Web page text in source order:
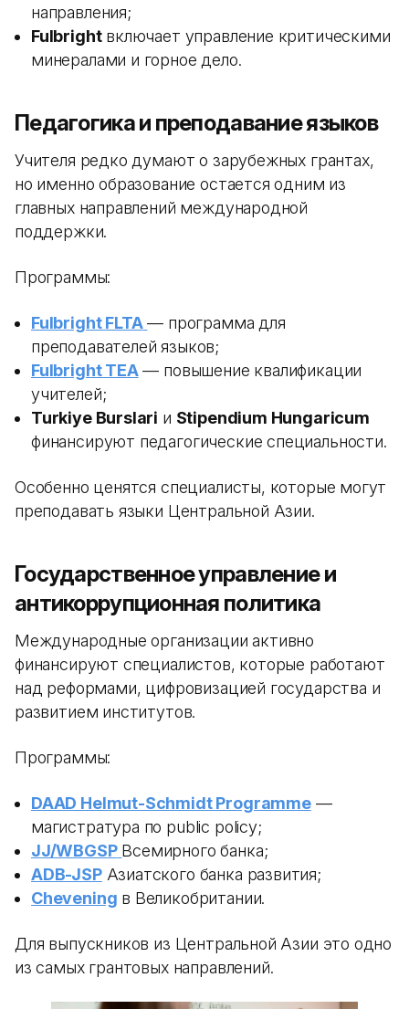
направления;
Fulbrightвключает управление критическими
минералами и горное дело.
Педагогика и преподавание языков
Учителя редко думают о зарубежных грантах,
но именно образование остается одним из
главных направлений международной
поддержки.
Программы:
Fulbright FLTA — программа для
преподавателей языков;
Fulbright TEA— повышение квалификации
учителей;
Turkiye Burslari и Stipendium Hungaricum
финансируют педагогические специальности.
Особенно ценятся специалисты, которые могут
преподавать языки Центральной Азии.
Государственное управление и
антикоррупционная политика
Международные организации активно
финансируют специалистов, которые работают
над реформами, цифровизацией государства и
развитием институтов.
Программы:
DAAD Helmut-Schmidt Programme—
магистратура по public policy;
JJ/WBGSP Всемирного банка;
ADB-JSPАзиатского банка развития;
Chevening в Великобритании.
Для выпускников из Центральной Азии это одно
из самых грантовых направлений.